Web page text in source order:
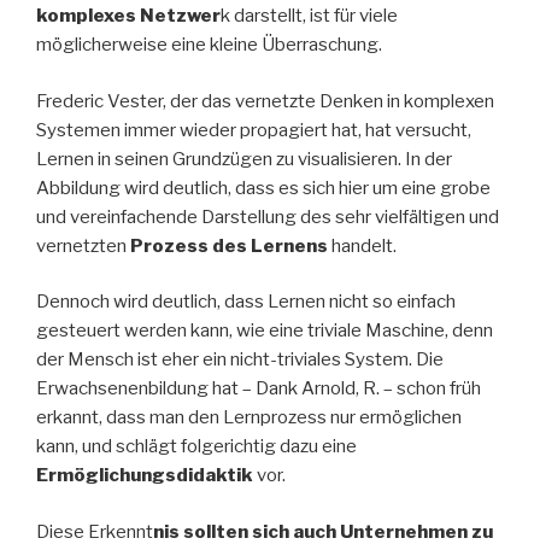
komplexes Netzwerk darstellt, ist für viele
möglicherweise eine kleine Überraschung.
Frederic Vester, der das vernetzte Denken in komplexen
Systemen immer wieder propagiert hat, hat versucht,
Lernen in seinen Grundzügen zu visualisieren. In der
Abbildung wird deutlich, dass es sich hier um eine grobe
und vereinfachende Darstellung des sehr vielfältigen und
vernetzten Prozess des Lernens handelt.
Dennoch wird deutlich, dass Lernen nicht so einfach
gesteuert werden kann, wie eine triviale Maschine, denn
der Mensch ist eher ein nicht-triviales System. Die
Erwachsenenbildung hat – Dank Arnold, R. – schon früh
erkannt, dass man den Lernprozess nur ermöglichen
kann, und schlägt folgerichtig dazu eine
Ermöglichungsdidaktikvor.
Diese Erkenntnis sollten sich auch Unternehmen zu